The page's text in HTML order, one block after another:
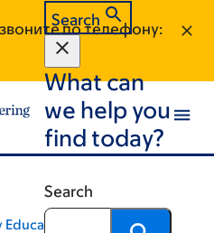
по телефону:
Search
What can
we help you
find today?
Search